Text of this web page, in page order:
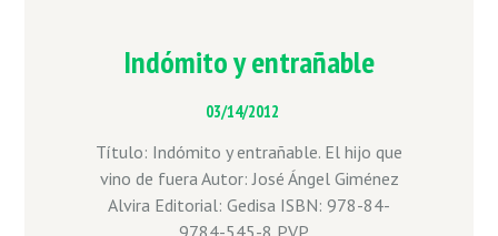
Indómito y entrañable
03/14/2012
Título: Indómito y entrañable. El hijo que
vino de fuera Autor: José Ángel Giménez
Alvira Editorial: Gedisa ISBN: 978-84-